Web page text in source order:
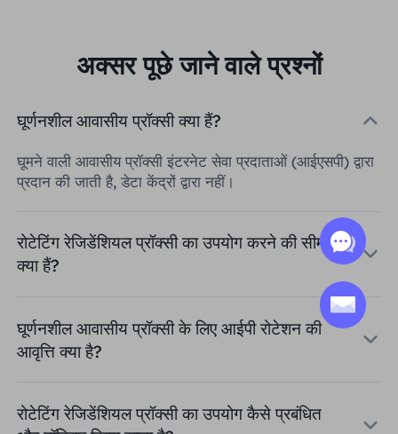
अक्सर पूछे जाने वाले प्रश्नों
घूर्णनशील आवासीय प्रॉक्सी क्या हैं?
घूमने वाली आवासीय प्रॉक्सी इंटरनेट सेवा प्रदाताओं (आईएसपी) द्वारा
प्रदान की जाती है, डेटा केंद्रों द्वारा नहीं।
रोटेटिंग रेजिडेंशियल प्रॉक्सी का उपयोग करने की सीमाएँ
क्या हैं?
घूर्णनशील आवासीय प्रॉक्सी के लिए आईपी रोटेशन की
आवृत्ति क्या है?
रोटेटिंग रेजिडेंशियल प्रॉक्सी का उपयोग कैसे प्रबंधित